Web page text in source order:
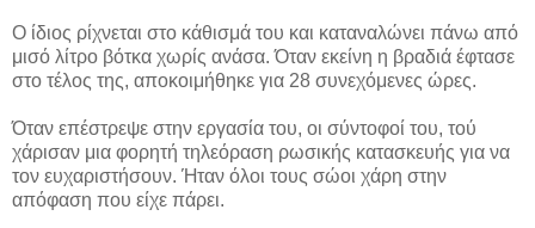
Ο ίδιος ρίχνεται στο κάθισμά του και καταναλώνει πάνω από
μισό λίτρο βότκα χωρίς ανάσα. Όταν εκείνη η βραδιά έφτασε
στο τέλος της, αποκοιμήθηκε για 28 συνεχόμενες ώρες.
Όταν επέστρεψε στην εργασία του, οι σύντοφοί του, τού
χάρισαν μια φορητή τηλεόραση ρωσικής κατασκευής για να
τον ευχαριστήσουν. Ήταν όλοι τους σώοι χάρη στην
απόφαση που είχε πάρει.